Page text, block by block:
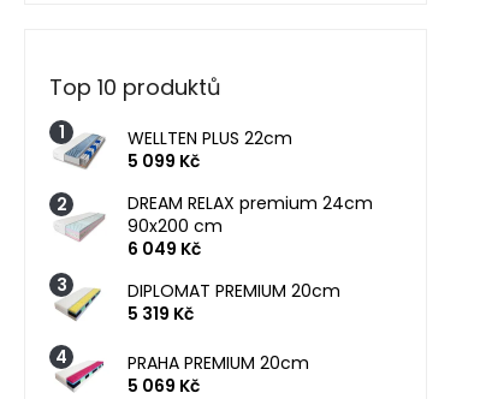
Top 10 produktů
WELLTEN PLUS 22cm
5 099 Kč
DREAM RELAX premium 24cm
90x200 cm
6 049 Kč
DIPLOMAT PREMIUM 20cm
5 319 Kč
PRAHA PREMIUM 20cm
5 069 Kč